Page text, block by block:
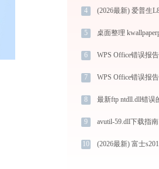
4
5
6
7
8 最新ftp ntdll.dll错误
9
10